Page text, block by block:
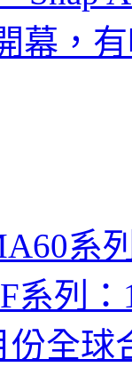
幕，
系
系列：
份全球